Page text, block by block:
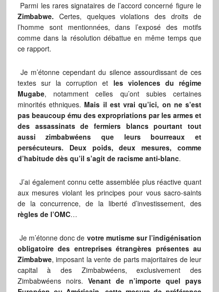
Parmi les rares signataires de l’accord concerné figure le
Zimbabwe. Certes, quelques violations des droits de
l’homme sont mentionnées, dans l’exposé des motifs
comme dans la résolution débattue en même temps que
ce rapport.
Je m’étonne cependant du silence assourdissant de ces
textes sur la corruption et les violences du régime
Mugabe, notamment celles qu’ont subies certaines
minorités ethniques. Mais il est vrai qu’ici, on ne s’est
pas beaucoup ému des expropriations par les armes et
des assassinats de fermiers blancs pourtant tout
aussi zimbabwéens que leurs bourreaux et
persécuteurs. Deux poids, deux mesures, comme
d’habitude dès qu’il s’agit de racisme anti-blanc.
J’ai également connu cette assemblée plus réactive quant
aux mesures violant les principes pour vous sacro-saints
de la concurrence, de la liberté d’investissement, des
règles de l’OMC…
Je m’étonne donc de votre mutisme sur l’indigénisation
obligatoire des entreprises étrangères présentes au
Zimbabwe, imposant la vente de parts majoritaires de leur
capital à des Zimbabwéens, exclusivement des
Zimbabwéens noirs. Venant de n’importe quel pays